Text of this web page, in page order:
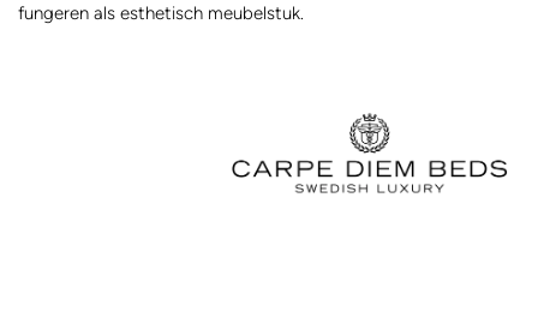
fungeren als esthetisch meubelstuk.